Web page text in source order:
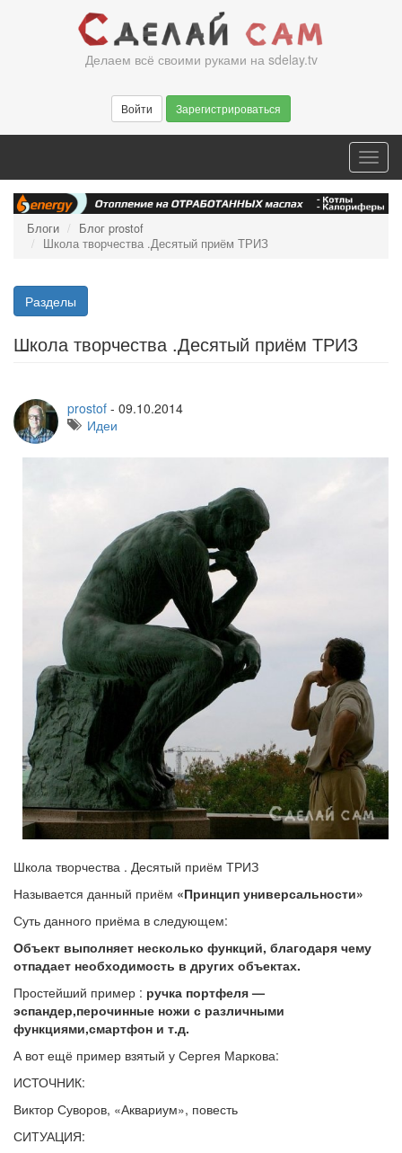
Делаем всё своими руками на sdelay.tv
Войти Зарегистрироваться
Блоги
Блог prostof
Школа творчества .Десятый приём ТРИЗ
Разделы
Школа творчества .Десятый приём ТРИЗ
prostof - 09.10.2014
Идеи
Школа творчества . Десятый приём ТРИЗ
Называется данный приём «Принцип универсальности»
Суть данного приёма в следующем:
Объект выполняет несколько функций, благодаря чему
отпадает необходимость в других объектах.
Простейший пример : ручка портфеля —
эспандер,перочинные ножи с различными
функциями,смартфон и т.д.
А вот ещё пример взятый у Сергея Маркова:
ИСТОЧНИК:
Виктор Суворов, «Аквариум», повесть
СИТУАЦИЯ: